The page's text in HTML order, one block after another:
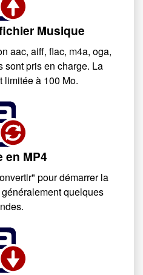
Musique
aac, aiff, flac, m4a, oga,
sont pris en charge. La
limitée à 100 Mo.
en MP4
pour démarrer la
quelques